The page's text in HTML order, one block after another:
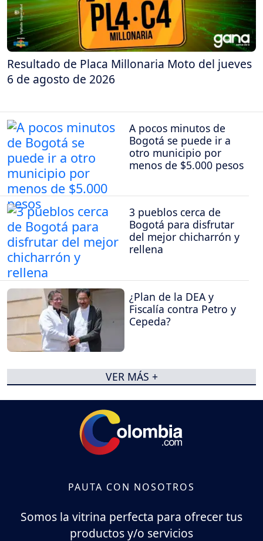
Resultado de Placa Millonaria Moto del jueves
6 de agosto de 2026
A pocos minutos de
Bogotá se puede ir a
otro municipio por
menos de $5.000 pesos
3 pueblos cerca de
Bogotá para disfrutar
del mejor chicharrón y
rellena
¿Plan de la DEA y
Fiscalía contra Petro y
Cepeda?
VER MÁS +
PAUTA CON NOSOTROS
Somos la vitrina perfecta para ofrecer tus
productos y/o servicios